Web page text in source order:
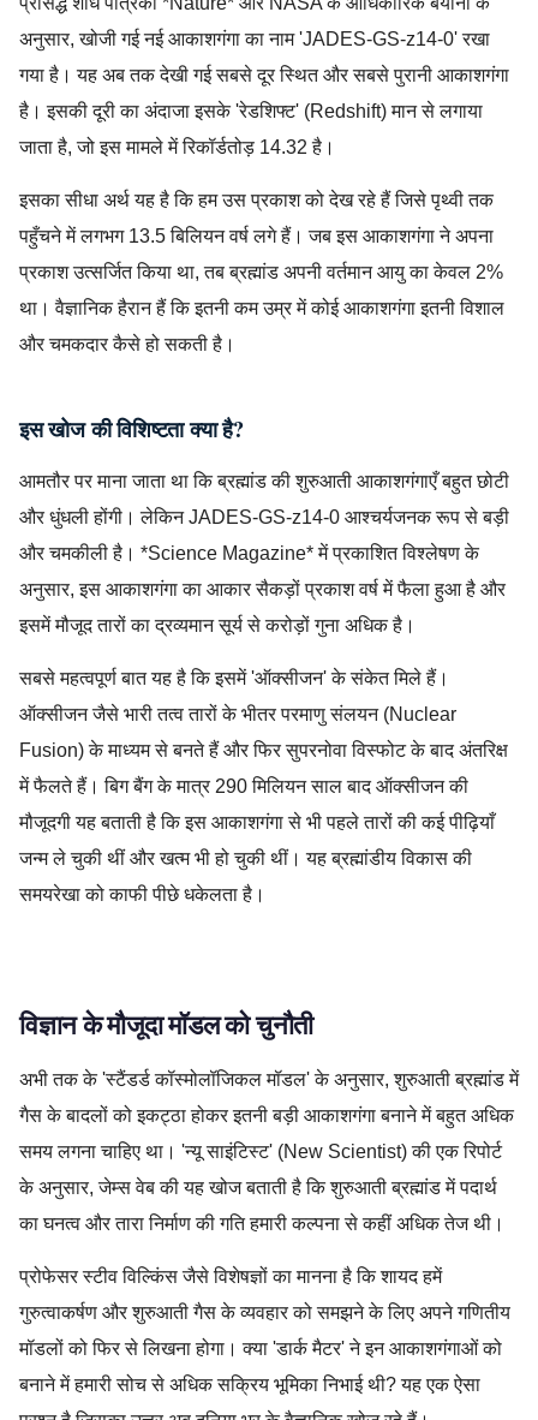
अनुसार, खोजी गई नई आकाशगंगा का नाम 'JADES-GS-z14-0' रखा
गया है। यह अब तक देखी गई सबसे दूर स्थित और सबसे पुरानी आकाशगंगा
है। इसकी दूरी का अंदाजा इसके 'रेडशिफ्ट' (Redshift) मान से लगाया
जाता है, जो इस मामले में रिकॉर्डतोड़ 14.32 है।
इसका सीधा अर्थ यह है कि हम उस प्रकाश को देख रहे हैं जिसे पृथ्वी तक
पहुँचने में लगभग 13.5 बिलियन वर्ष लगे हैं। जब इस आकाशगंगा ने अपना
प्रकाश उत्सर्जित किया था, तब ब्रह्मांड अपनी वर्तमान आयु का केवल 2%
था। वैज्ञानिक हैरान हैं कि इतनी कम उम्र में कोई आकाशगंगा इतनी विशाल
और चमकदार कैसे हो सकती है।
इस खोज की विशिष्टता क्या है?
आमतौर पर माना जाता था कि ब्रह्मांड की शुरुआती आकाशगंगाएँ बहुत छोटी
और धुंधली होंगी। लेकिन JADES-GS-z14-0 आश्चर्यजनक रूप से बड़ी
और चमकीली है। *Science Magazine* में प्रकाशित विश्लेषण के
अनुसार, इस आकाशगंगा का आकार सैकड़ों प्रकाश वर्ष में फैला हुआ है और
इसमें मौजूद तारों का द्रव्यमान सूर्य से करोड़ों गुना अधिक है।
सबसे महत्वपूर्ण बात यह है कि इसमें 'ऑक्सीजन' के संकेत मिले हैं।
ऑक्सीजन जैसे भारी तत्व तारों के भीतर परमाणु संलयन (Nuclear
Fusion) के माध्यम से बनते हैं और फिर सुपरनोवा विस्फोट के बाद अंतरिक्ष
में फैलते हैं। बिग बैंग के मात्र 290 मिलियन साल बाद ऑक्सीजन की
मौजूदगी यह बताती है कि इस आकाशगंगा से भी पहले तारों की कई पीढ़ियाँ
जन्म ले चुकी थीं और खत्म भी हो चुकी थीं। यह ब्रह्मांडीय विकास की
समयरेखा को काफी पीछे धकेलता है।
विज्ञान के मौजूदा मॉडल को चुनौती
अभी तक के 'स्टैंडर्ड कॉस्मोलॉजिकल मॉडल' के अनुसार, शुरुआती ब्रह्मांड में
गैस के बादलों को इकट्ठा होकर इतनी बड़ी आकाशगंगा बनाने में बहुत अधिक
समय लगना चाहिए था। 'न्यू साइंटिस्ट' (New Scientist) की एक रिपोर्ट
के अनुसार, जेम्स वेब की यह खोज बताती है कि शुरुआती ब्रह्मांड में पदार्थ
का घनत्व और तारा निर्माण की गति हमारी कल्पना से कहीं अधिक तेज थी।
प्रोफेसर स्टीव विल्किंस जैसे विशेषज्ञों का मानना है कि शायद हमें
गुरुत्वाकर्षण और शुरुआती गैस के व्यवहार को समझने के लिए अपने गणितीय
मॉडलों को फिर से लिखना होगा। क्या 'डार्क मैटर' ने इन आकाशगंगाओं को
बनाने में हमारी सोच से अधिक सक्रिय भूमिका निभाई थी? यह एक ऐसा